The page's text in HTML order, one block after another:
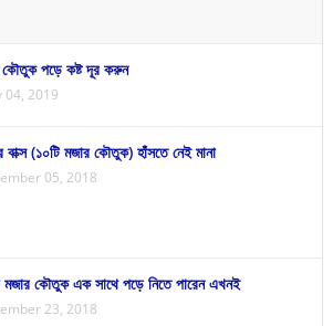
কৌতুক পড়ে কষ্ট দূর করুন
04, 2019
বাক্স (১০টি মজার কৌতুক) হাঁসতে নেই মানা
05, 2018
মজার কৌতুক এক সাথে পড়ে নিতে পারেন এখনই
23, 2018